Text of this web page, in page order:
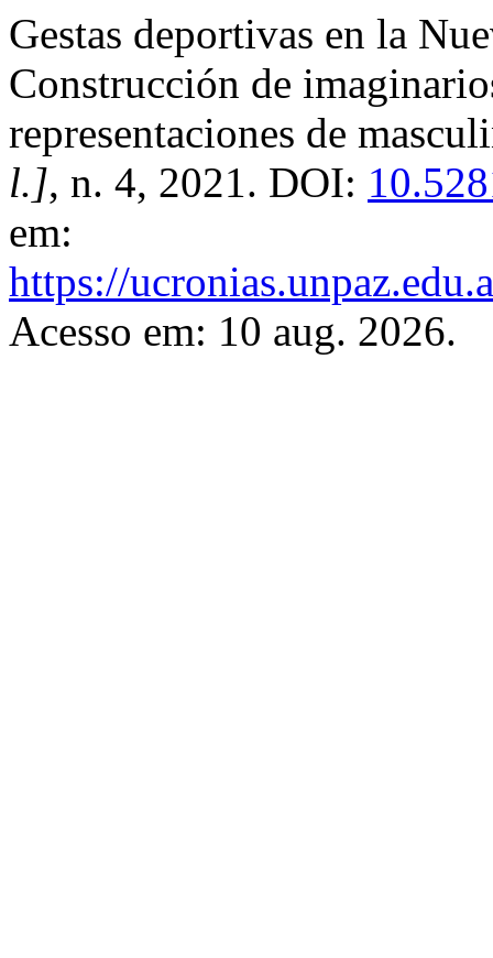
Gestas deportivas en la
Construcción de
representaciones de
l.], n. 4, 2021. DOI:
em:
https://
Acesso em: 10 aug. 2026.